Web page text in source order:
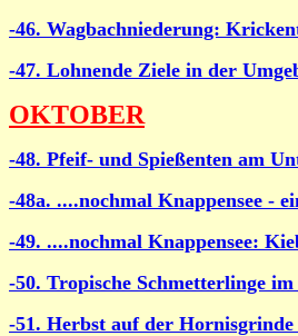
-46. Wagbachniederung:
-47. Lohnende Ziele in der
OKTOBER
-48. Pfeif- und Spießenten am
-48a. ....nochmal Knappensee -
-49. ....nochmal Knappensee:
-50. Tropische Schmetterlinge
-51. Herbst auf der